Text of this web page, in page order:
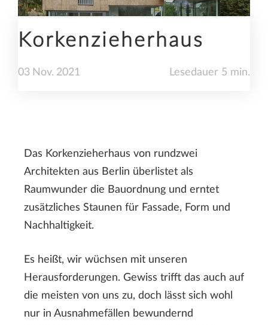
Korkenzieherhaus
03 Nov. 2021 Lesedauer 5 min.
Das Korkenzieherhaus von rundzwei
Architekten aus Berlin überlistet als
Raumwunder die Bauordnung und erntet
zusätzliches Staunen für Fassade, Form und
Nachhaltigkeit.
Es heißt, wir wüchsen mit unseren
Herausforderungen. Gewiss trifft das auch auf
die meisten von uns zu, doch lässt sich wohl
nur in Ausnahmefällen bewundernd